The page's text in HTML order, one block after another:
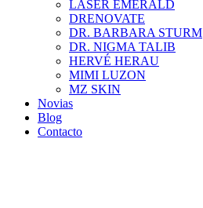
LÁSER EMERALD
DRENOVATE
DR. BARBARA STURM
DR. NIGMA TALIB
HERVÉ HERAU
MIMI LUZON
MZ SKIN
Novias
Blog
Contacto